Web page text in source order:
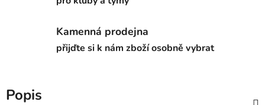
Kamenná prodejna
přijďte si k nám zboží osobně vybrat
Popis